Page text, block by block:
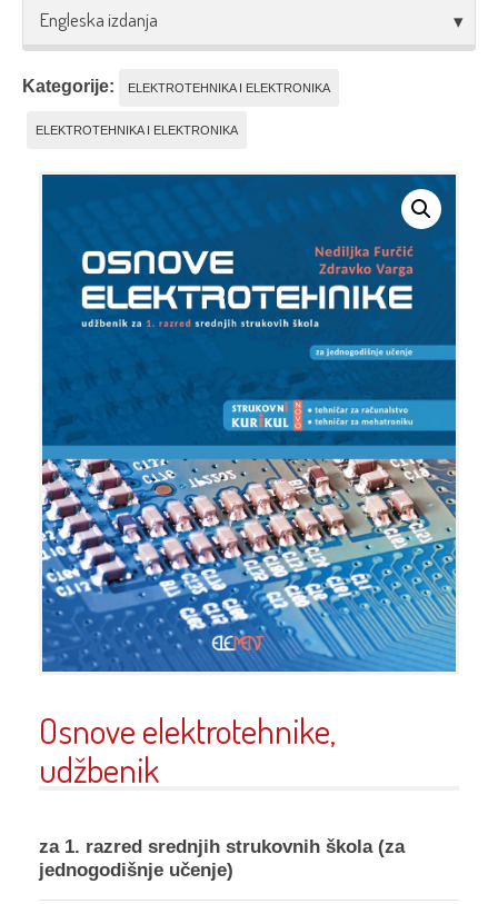
Engleska izdanja
Kategorije: ELEKTROTEHNIKA I ELEKTRONIKA
ELEKTROTEHNIKA I ELEKTRONIKA
Osnove elektrotehnike,
udžbenik
za 1. razred srednjih strukovnih škola (za
jednogodišnje učenje)